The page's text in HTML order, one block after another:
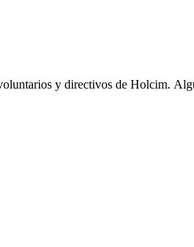
y directivos de Holcim.